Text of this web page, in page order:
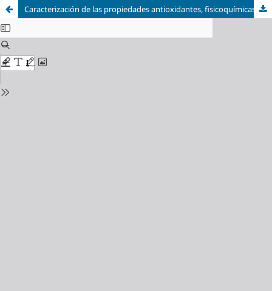
Caracterización de las propiedades antioxidantes, fisicoquímicas y toxicológicas de una infusión de flor de Cordia lutea deshidratada